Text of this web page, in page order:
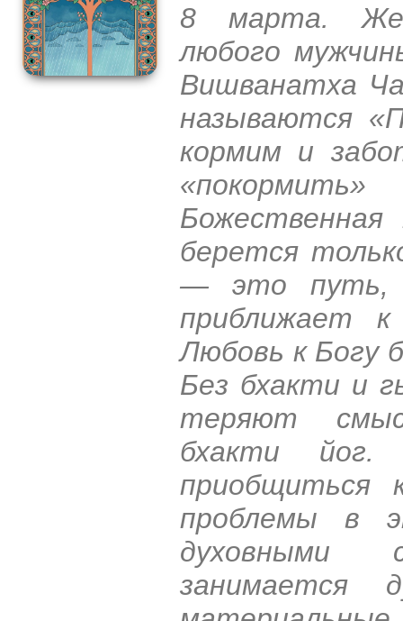
8 марта.
любого
Вишванатха
называются
кормим и
берется
— это путь,
приближает к
Любовь к Богу
Без бхакти и
теряют
бхакти
приобщиться
проблемы в
духовными
занимается